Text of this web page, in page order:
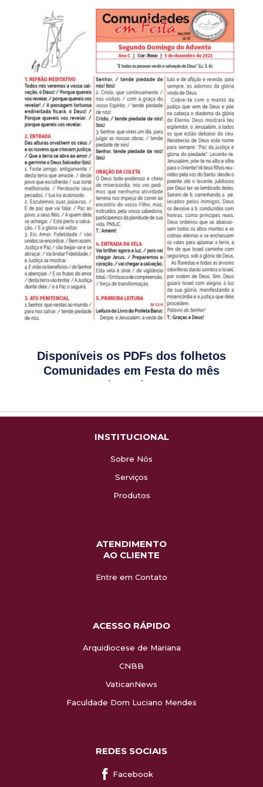
Disponíveis os PDFs dos folhetos
Comunidades em Festa do mês
dezembro
INSTITUCIONAL
Sobre Nós
Serviços
Produtos
ATENDIMENTO
AO CLIENTE
Entre em Contato
ACESSO RÁPIDO
Arquidiocese de Mariana
CNBB
VaticanNews
Faculdade Dom Luciano Mendes
REDES SOCIAIS
Facebook